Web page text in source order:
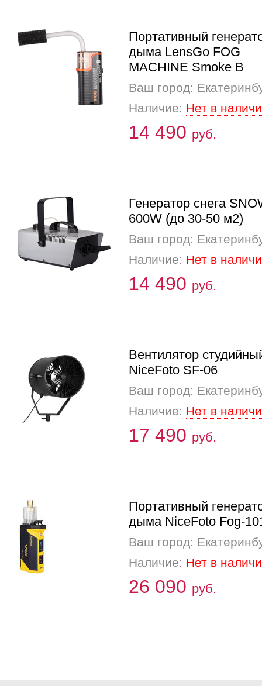
Портативный
дыма LensGo FOG
MACHINE Smoke B
Ваш город:
Наличие: Нет в
14 490 руб.
Генератор снега
600W (до 30-50 м2)
Ваш город:
Наличие: Нет в
14 490 руб.
Вентилятор
NiceFoto SF-06
Ваш город:
Наличие: Нет в
17 490 руб.
Портативный
дыма NiceFoto Fog-
Ваш город:
Наличие: Нет в
26 090 руб.